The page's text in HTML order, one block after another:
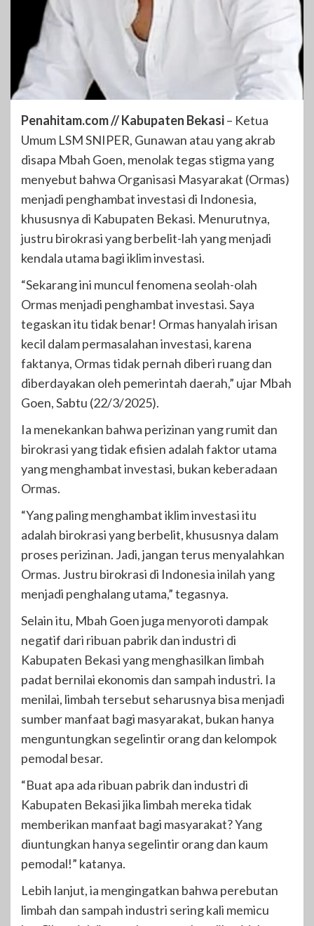
Penahitam.com // Kabupaten Bekasi– Ketua
Umum LSM SNIPER, Gunawan atau yang akrab
disapa Mbah Goen, menolak tegas stigma yang
menyebut bahwa Organisasi Masyarakat (Ormas)
menjadi penghambat investasi di Indonesia,
khususnya di Kabupaten Bekasi. Menurutnya,
justru birokrasi yang berbelit-lah yang menjadi
kendala utama bagi iklim investasi.
“Sekarang ini muncul fenomena seolah-olah
Ormas menjadi penghambat investasi. Saya
tegaskan itu tidak benar! Ormas hanyalah irisan
kecil dalam permasalahan investasi, karena
faktanya, Ormas tidak pernah diberi ruang dan
diberdayakan oleh pemerintah daerah,” ujar Mbah
Goen, Sabtu (22/3/2025).
Ia menekankan bahwa perizinan yang rumit dan
birokrasi yang tidak efisien adalah faktor utama
yang menghambat investasi, bukan keberadaan
Ormas.
“Yang paling menghambat iklim investasi itu
adalah birokrasi yang berbelit, khususnya dalam
proses perizinan. Jadi, jangan terus menyalahkan
Ormas. Justru birokrasi di Indonesia inilah yang
menjadi penghalang utama,” tegasnya.
Selain itu, Mbah Goen juga menyoroti dampak
negatif dari ribuan pabrik dan industri di
Kabupaten Bekasi yang menghasilkan limbah
padat bernilai ekonomis dan sampah industri. Ia
menilai, limbah tersebut seharusnya bisa menjadi
sumber manfaat bagi masyarakat, bukan hanya
menguntungkan segelintir orang dan kelompok
pemodal besar.
“Buat apa ada ribuan pabrik dan industri di
Kabupaten Bekasi jika limbah mereka tidak
memberikan manfaat bagi masyarakat? Yang
diuntungkan hanya segelintir orang dan kaum
pemodal!” katanya.
Lebih lanjut, ia mengingatkan bahwa perebutan
limbah dan sampah industri sering kali memicu